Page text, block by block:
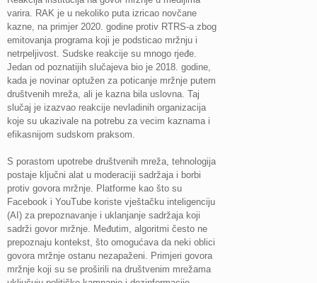
varira. RAK je u nekoliko puta izricao novčane
kazne, na primjer 2020. godine protiv RTRS-a zbog
emitovanja programa koji je podsticao mržnju i
netrpeljivost. Sudske reakcije su mnogo rjeđe.
Jedan od poznatijih slučajeva bio je 2018. godine,
kada je novinar optužen za poticanje mržnje putem
društvenih mreža, ali je kazna bila uslovna. Taj
slučaj je izazvao reakcije nevladinih organizacija
koje su ukazivale na potrebu za vecim kaznama i
efikasnijom sudskom praksom.
S porastom upotrebe društvenih mreža, tehnologija
postaje ključni alat u moderaciji sadržaja i borbi
protiv govora mržnje. Platforme kao što su
Facebook i YouTube koriste vještačku inteligenciju
(AI) za prepoznavanje i uklanjanje sadržaja koji
sadrži govor mržnje. Međutim, algoritmi često ne
prepoznaju kontekst, što omogućava da neki oblici
govora mržnje ostanu nezapaženi. Primjeri govora
mržnje koji su se proširili na društvenim mrežama